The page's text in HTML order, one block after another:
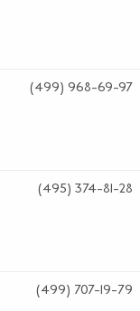
(499) 968-69-97
(495) 374-81-28
(499) 707-19-79